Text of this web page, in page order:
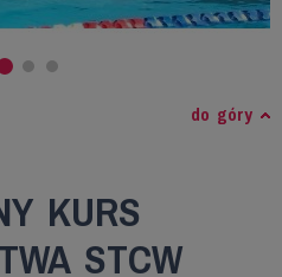
do góry
KURS
STCW